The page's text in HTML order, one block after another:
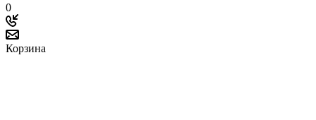
0
Корзина